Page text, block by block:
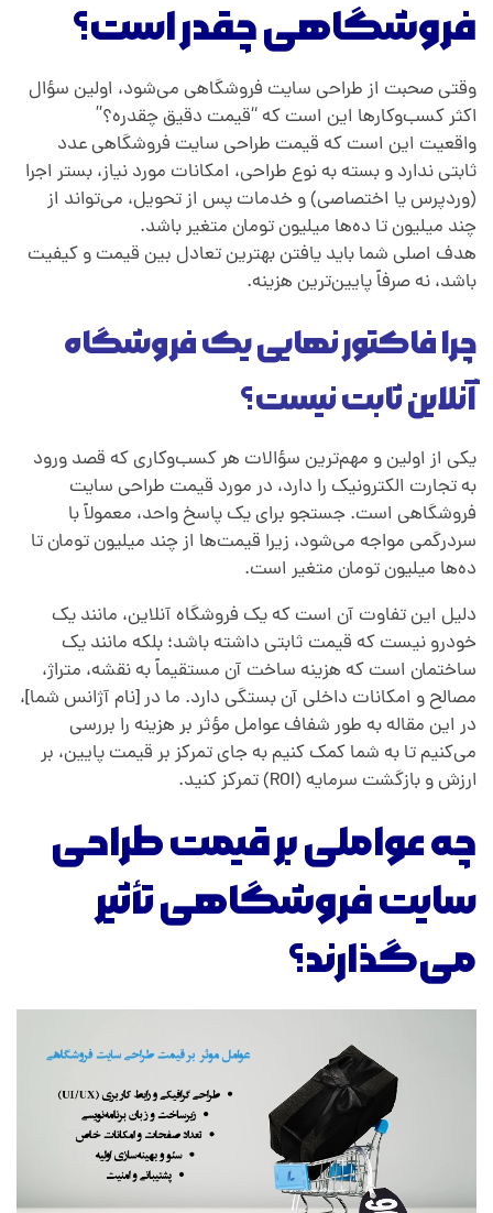
فروشگاهی چقدر است؟
وقتی صحبت از طراحی سایت فروشگاهی می‌شود، اولین سؤال
اکثر کسب‌وکارها این است که “قیمت دقیق چقدره؟”
واقعیت این است که قیمت طراحی سایت فروشگاهی عدد
ثابتی ندارد و بسته به نوع طراحی، امکانات مورد نیاز، بستر اجرا
(وردپرس یا اختصاصی) و خدمات پس از تحویل، می‌تواند از
چند میلیون تا ده‌ها میلیون تومان متغیر باشد.
هدف اصلی شما باید یافتن بهترین تعادل بین قیمت و کیفیت
باشد، نه صرفاً پایین‌ترین هزینه.
چرا فاکتور نهایی یک فروشگاه
آنلاین ثابت نیست؟
یکی از اولین و مهم‌ترین سؤالات هر کسب‌وکاری که قصد ورود
به تجارت الکترونیک را دارد، در مورد قیمت طراحی سایت
فروشگاهی است. جستجو برای یک پاسخ واحد، معمولاً با
سردرگمی مواجه می‌شود، زیرا قیمت‌ها از چند میلیون تومان تا
ده‌ها میلیون تومان متغیر است.
دلیل این تفاوت آن است که یک فروشگاه آنلاین، مانند یک
خودرو نیست که قیمت ثابتی داشته باشد؛ بلکه مانند یک
ساختمان است که هزینه ساخت آن مستقیماً به نقشه، متراژ،
مصالح و امکانات داخلی آن بستگی دارد. ما در [نام آژانس شما]،
در این مقاله به طور شفاف عوامل مؤثر بر هزینه را بررسی
می‌کنیم تا به شما کمک کنیم به جای تمرکز بر قیمت پایین، بر
ارزش و بازگشت سرمایه (ROI) تمرکز کنید.
چه عواملی بر قیمت طراحی
سایت فروشگاهی تأثیر
می‌گذارند؟